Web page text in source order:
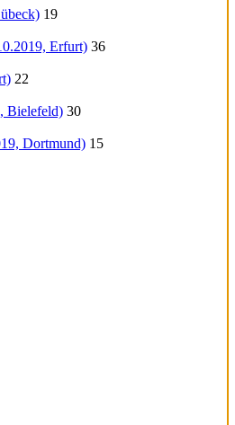
19
Erfurt) 36
22
Bielefeld) 30
Dortmund) 15